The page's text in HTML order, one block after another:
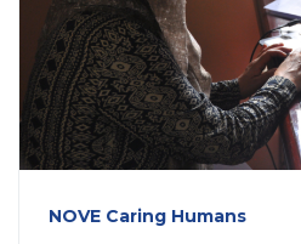
NOVE Caring Humans